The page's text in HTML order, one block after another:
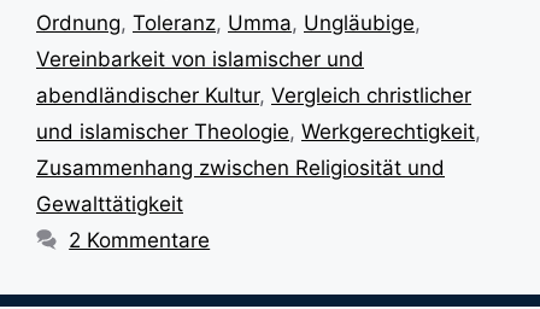
Ordnung, Toleranz, Umma, Ungläubige,
Vereinbarkeit von islamischer und
abendländischer Kultur, Vergleich christlicher
und islamischer Theologie, Werkgerechtigkeit,
Zusammenhang zwischen Religiosität und
Gewalttätigkeit
2 Kommentare